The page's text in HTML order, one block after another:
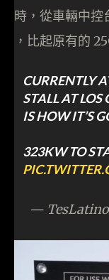
時，從車輛中
，比起原有的
CURRENTLY
STALL AT
IS HOW IT’S
323KW TO
—